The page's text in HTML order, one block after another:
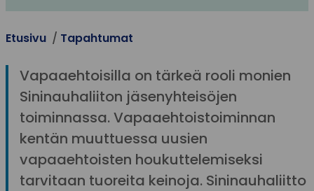
Etusivu Tapahtumat
Vapaaehtoisilla on tärkeä rooli monien
Sininauhaliiton jäsenyhteisöjen
toiminnassa. Vapaaehtoistoiminnan
kentän muuttuessa uusien
vapaaehtoisten houkuttelemiseksi
tarvitaan tuoreita keinoja. Sininauhaliitto